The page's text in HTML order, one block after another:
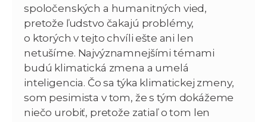
spoločenských a humanitných vied,
pretože ľudstvo čakajú problémy,
o ktorých v tejto chvíli ešte ani len
netušíme. Najvýznamnejšími témami
budú klimatická zmena a umelá
inteligencia. Čo sa týka klimatickej zmeny,
som pesimista v tom, že s tým dokážeme
niečo urobiť, pretože zatiaľ o tom len